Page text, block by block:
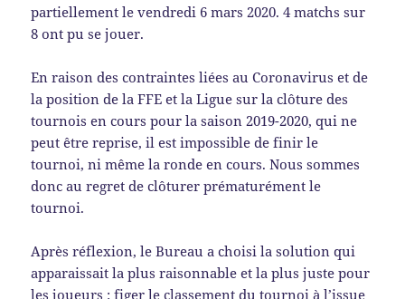
partiellement le vendredi 6 mars 2020. 4 matchs sur
8 ont pu se jouer.
En raison des contraintes liées au Coronavirus et de
la position de la FFE et la Ligue sur la clôture des
tournois en cours pour la saison 2019-2020, qui ne
peut être reprise, il est impossible de finir le
tournoi, ni même la ronde en cours. Nous sommes
donc au regret de clôturer prématurément le
tournoi.
Après réflexion, le Bureau a choisi la solution qui
apparaissait la plus raisonnable et la plus juste pour
les joueurs : figer le classement du tournoi à l’issue